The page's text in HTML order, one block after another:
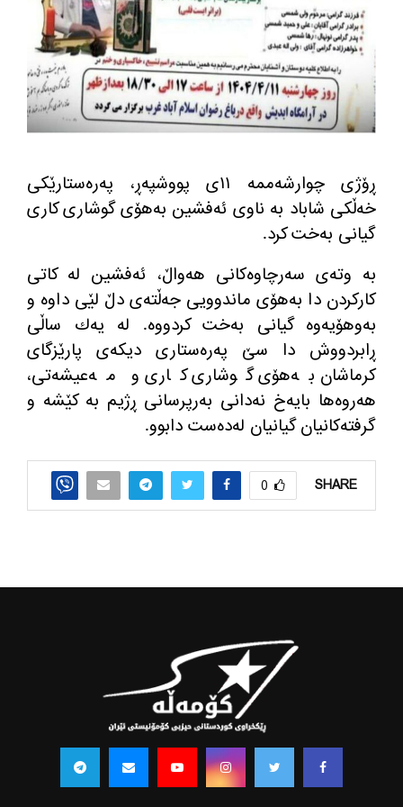
ڕۆژی چوارشه‌ممه‌ ١١ی پووشپه‌ڕ، په‌ره‌ستارێكی
خه‌ڵكی شاباد به‌ ناوی ئه‌فشین به‌هۆی گوشاری كاری
گیانی به‌خت كرد.
به‌ وته‌ی سه‌رچاوه‌كانی هه‌واڵ، ئه‌فشین له‌ كاتی
كاركردن دا به‌هۆی ماندوویی جه‌ڵته‌ی دڵ لێی داوه‌ و
به‌وهۆیه‌وه‌ گیانی به‌خت كردووه‌. له‌ یه‌ك ساڵی
ڕابردووش دا سێ په‌ره‌ستاری دیكه‌ی پارێزگای
كرماشان به‌هۆی گوشاری كاری و مه‌عیشه‌تی،
هه‌روه‌ها بایه‌خ نه‌دانی به‌رپرسانی ڕژیم به‌ كێشه و
گرفته‌كانیان گیانیان له‌ده‌ست دابوو.
SHARE
0